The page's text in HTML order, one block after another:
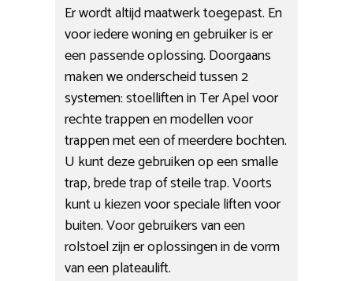
Er wordt altijd maatwerk toegepast. En
voor iedere woning en gebruiker is er
een passende oplossing. Doorgaans
maken we onderscheid tussen 2
systemen: stoelliften in Ter Apel voor
rechte trappen en modellen voor
trappen met een of meerdere bochten.
U kunt deze gebruiken op een smalle
trap, brede trap of steile trap. Voorts
kunt u kiezen voor speciale liften voor
buiten. Voor gebruikers van een
rolstoel zijn er oplossingen in de vorm
van een plateaulift.